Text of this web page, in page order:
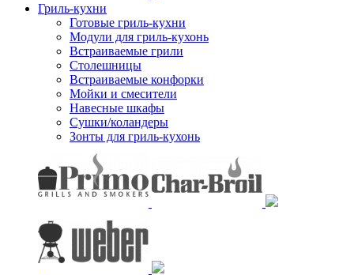
Гриль-кухни
Готовые гриль-кухни
Модули для гриль-кухонь
Встраиваемые грили
Столешницы
Встраиваемые конфорки
Мойки и смесители
Навесные шкафы
Сушки/коландеры
Зонты для гриль-кухонь